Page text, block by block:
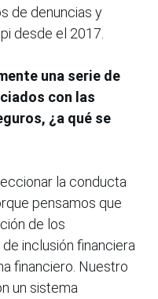
de denuncias y
desde el 2017.
una serie de
con las
¿a qué se
la conducta
pensamos que
de los
inclusión financiera
financiero. Nuestro
un sistema